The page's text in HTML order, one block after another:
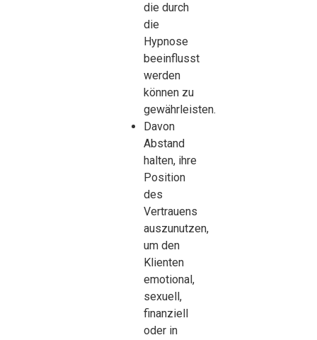
die durch
die
Hypnose
beeinflusst
werden
können zu
gewährleisten.
Davon
Abstand
halten, ihre
Position
des
Vertrauens
auszunutzen,
um den
Klienten
emotional,
sexuell,
finanziell
oder in